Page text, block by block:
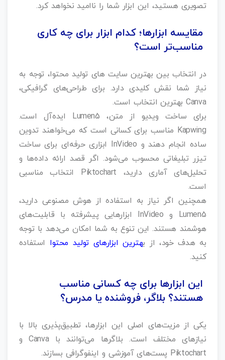
تصویری هستید، این ابزار شما را ناامید نخواهد کرد.
مقایسه ابزارها؛ کدام ابزار برای چه کاری
مناسب‌تر است؟
در انتخاب بین بهترین سایت های تولید محتوا، توجه به
نیاز شما نقش کلیدی دارد. برای طراحی‌های گرافیکی،
Canva بهترین انتخاب است.
برای ساخت ویدیو از متن، Lumen5 ایده‌آل است.
Kapwing مناسب برای کسانی است که می‌خواهند تدوین
ساده انجام دهند و InVideo ابزاری حرفه‌ای برای ساخت
تیزر تبلیغاتی محسوب می‌شود. اگر قصد ارائه داده‌ها و
تحلیل‌های آماری دارید، Piktochart انتخاب مناسبی
است.
همچنین اگر نیاز به استفاده از هوش مصنوعی دارید،
Lumen5 و InVideo ابزارهایی پیشرفته با قابلیت‌های
هوشمند هستند. این تنوع به شما امکان می‌دهد با توجه
به هدف خود، از بهترین ابزارهای تولید محتوا استفاده
کنید.
این ابزارها برای چه کسانی مناسب
هستند؟ بلاگر، فروشنده یا مدرس؟
یکی از مزیت‌های اصلی این ابزارها، تطبیق‌پذیری بالا با
نیازهای مختلف است. بلاگرها می‌توانند با Canva و
Piktochart پست‌های آموزشی و اینفوگرافی بسازند.